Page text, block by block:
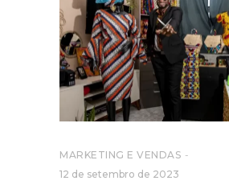
MARKETING E VENDAS
12 de setembro de 2023